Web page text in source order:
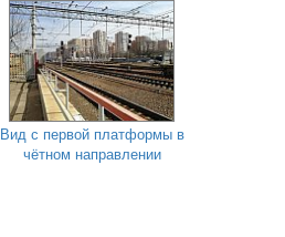
Вид с первой платформы в
чётном направлении